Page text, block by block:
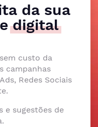
da sua
digital
custo da
campanhas
Redes Sociais
e sugestões de